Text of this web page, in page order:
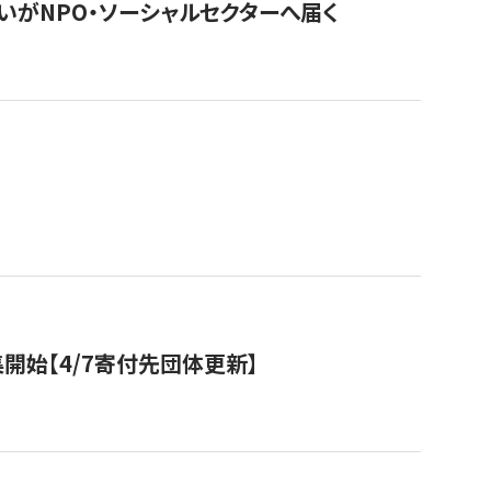
NPO・ソーシャルセクターへ届く
始【4/7寄付先団体更新】